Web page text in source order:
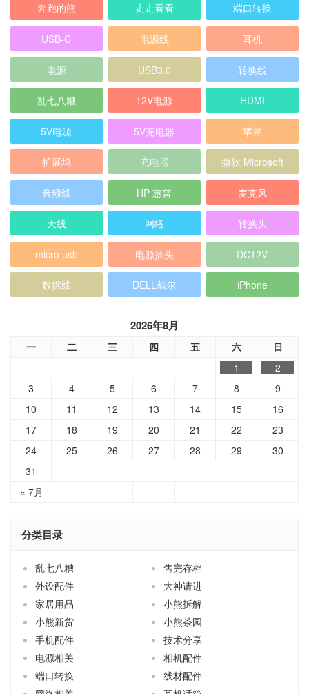
奔跑的熊 走走看看 端口转换
USB-C 电源线 耳机
电源 USB3.0 转换线
乱七八糟 12V电源 HDMI
5V电源 5V充电器 苹果
扩展坞 充电器 微软 Microsoft
音频线 HP 惠普 麦克风
天线 网络 转换头
micro usb 电源插头 DC12V
数据线 DELL戴尔 iPhone
2026年8月
一 二 三 四 五 六 日
« 7月
1
2
3
4 5 6 7 8
9
10
11 12 13 14 15
16
17
18 19 20 21 22
23
24
25 26 27 28 29
30
31
分类目录
乱七八糟
售完存档
外设配件
大神请进
家居用品
小熊拆解
小熊新货
小熊茶园
手机配件
技术分享
电源相关
相机配件
端口转换
线材配件